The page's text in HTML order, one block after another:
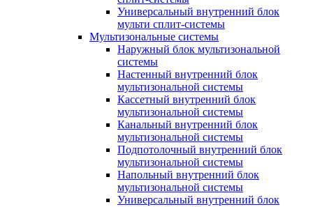
Универсальный внутренний блок
мульти сплит-системы
Мультизональные системы
Наружный блок мультизональной
системы
Настенный внутренний блок
мультизональной системы
Кассетный внутренний блок
мультизональной системы
Канальный внутренний блок
мультизональной системы
Подпотолочный внутренний блок
мультизональной системы
Напольный внутренний блок
мультизональной системы
Универсальный внутренний блок